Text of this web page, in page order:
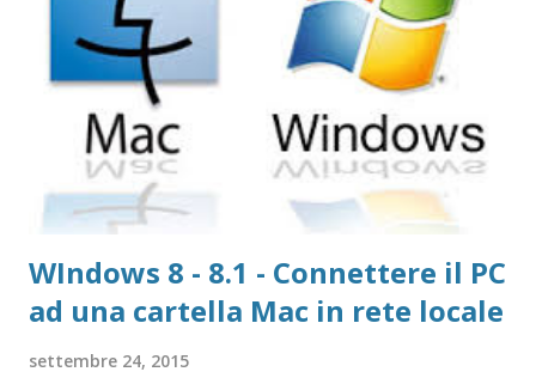
WIndows 8 - 8.1 - Connettere il PC
ad una cartella Mac in rete locale
settembre 24, 2015